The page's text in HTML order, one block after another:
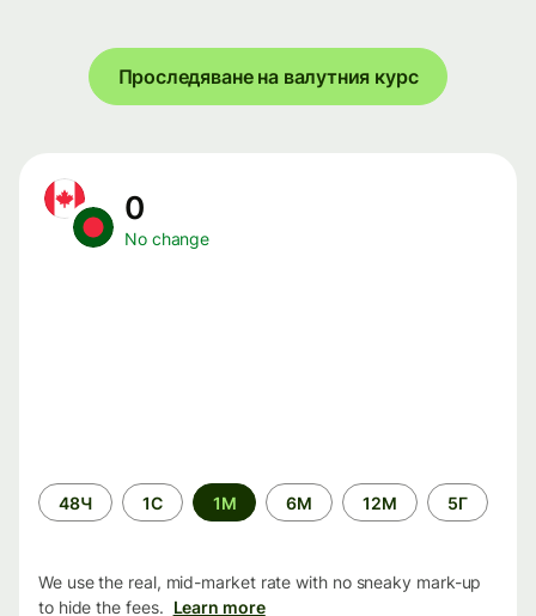
Проследяване на валутния курс
0
No change
Time
period
48Ч 1С 1М 6М 12М 5Г
We use the real, mid-market rate with no sneaky mark-up
to hide the fees. Learn more